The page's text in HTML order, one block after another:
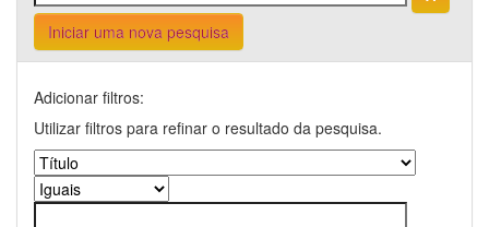
Iniciar uma nova pesquisa
Adicionar filtros:
Utilizar filtros para refinar o resultado da pesquisa.